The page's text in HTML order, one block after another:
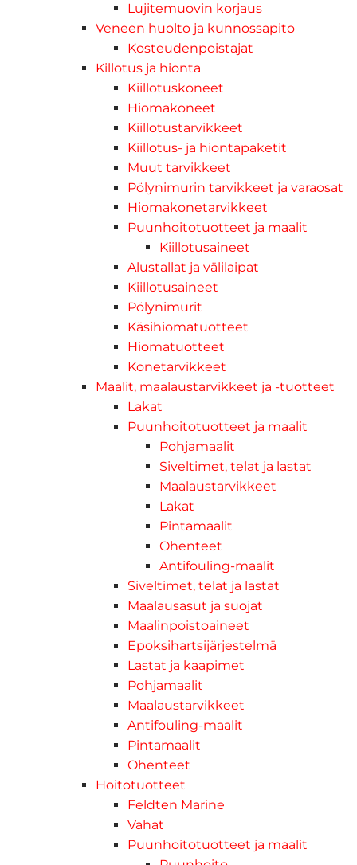
Lujitemuovin korjaus
Veneen huolto ja kunnossapito
Kosteudenpoistajat
Killotus ja hionta
Kiillotuskoneet
Hiomakoneet
Kiillotustarvikkeet
Kiillotus- ja hiontapaketit
Muut tarvikkeet
Pölynimurin tarvikkeet ja varaosat
Hiomakonetarvikkeet
Puunhoitotuotteet ja maalit
Kiillotusaineet
Alustallat ja välilaipat
Kiillotusaineet
Pölynimurit
Käsihiomatuotteet
Hiomatuotteet
Konetarvikkeet
Maalit, maalaustarvikkeet ja -tuotteet
Lakat
Puunhoitotuotteet ja maalit
Pohjamaalit
Siveltimet, telat ja lastat
Maalaustarvikkeet
Lakat
Pintamaalit
Ohenteet
Antifouling-maalit
Siveltimet, telat ja lastat
Maalausasut ja suojat
Maalinpoistoaineet
Epoksihartsijärjestelmä
Lastat ja kaapimet
Pohjamaalit
Maalaustarvikkeet
Antifouling-maalit
Pintamaalit
Ohenteet
Hoitotuotteet
Feldten Marine
Vahat
Puunhoitotuotteet ja maalit